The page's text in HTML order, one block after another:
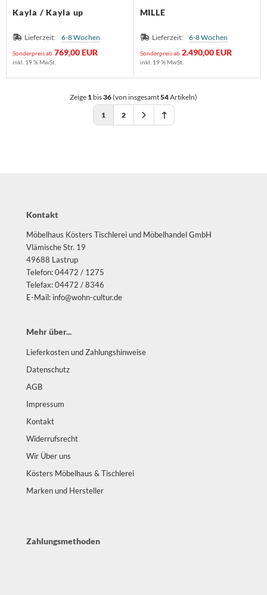
Kayla / Kayla up
Lieferzeit: 6-8 Wochen
Sonderpreis ab 769,00 EUR
inkl. 19 % MwSt.
MILLE
Lieferzeit: 6-8 Wochen
Sonderpreis ab 2.490,00 EUR
inkl. 19 % MwSt.
Zeige 1 bis36(von insgesamt54Artikeln)
1
2
Kontakt
Möbelhaus Kösters Tischlerei und Möbelhandel GmbH
Vlämische Str. 19
49688 Lastrup
Telefon: 04472 / 1275
Telefax: 04472 / 8346
E-Mail: info@wohn-cultur.de
Mehr über...
Lieferkosten und Zahlungshinweise
Datenschutz
AGB
Impressum
Kontakt
Widerrufsrecht
Wir Über uns
Kösters Möbelhaus & Tischlerei
Marken und Hersteller
Zahlungsmethoden